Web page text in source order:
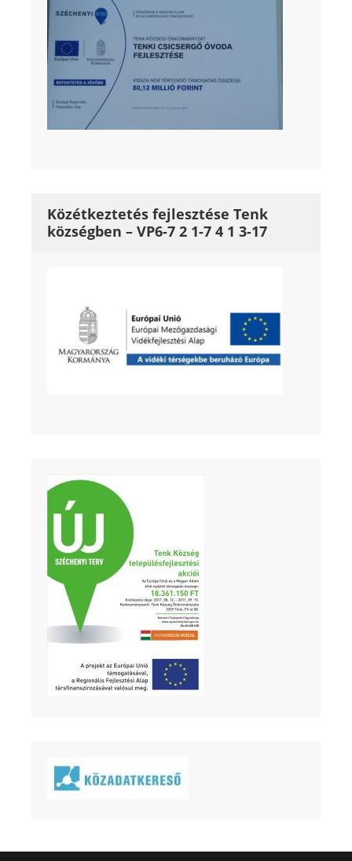
Közétkeztetés fejlesztése Tenk
községben – VP6-7 2 1-7 4 1 3-17